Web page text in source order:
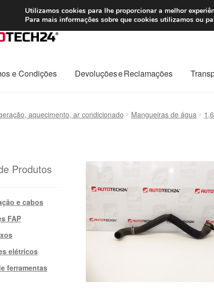
ENVIO a partir de 7 EUR
e Condições Devoluções e Reclamações
aquecimento, ar condicionado Mangueiras de água
Produtos
e cabos
FAP
elétricos
ferramentas
Utilizamos cookies para lhe proporcionar a melhor
Para mais informações sobre que cookies utilizamos ou